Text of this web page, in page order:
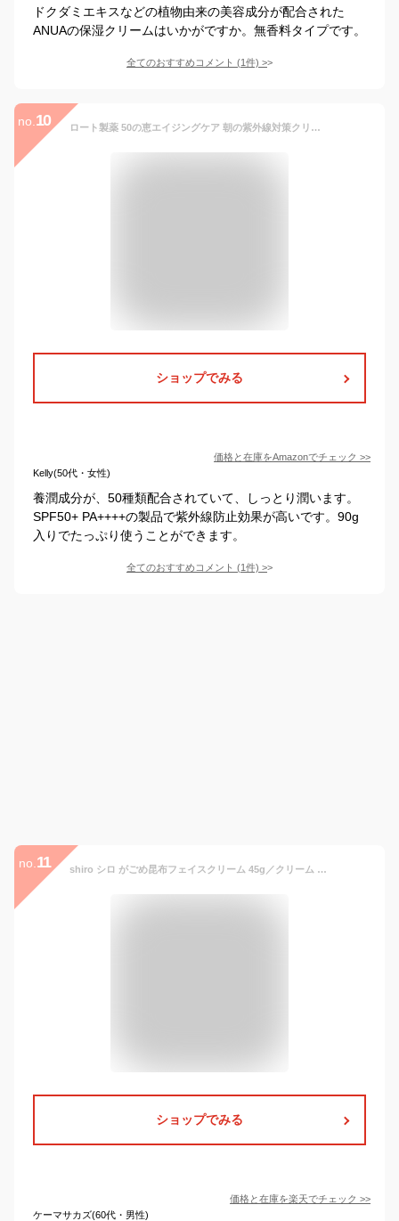
ドクダミエキスなどの植物由来の美容成分が配合された
ANUAの保湿クリームはいかがですか。無香料タイプです。
全てのおすすめコメント (1件) >
no. 10 ロート製薬 50の恵エイジングケア 朝の紫外線対策クリーム 養潤成分50種類配合オールインワン SPF50+ PA++++ 90g極潤サシェット付
ショップでみる
価格と在庫をAmazonでチェック >>
Kelly(50代・女性)
養潤成分が、50種類配合されていて、しっとり潤います。
SPF50+ PA++++の製品で紫外線防止効果が高いです。90g
入りでたっぷり使うことができます。
全てのおすすめコメント (1件) >
no. 11 shiro シロ がごめ昆布フェイスクリーム 45g／クリーム 正規品 季節の変わり目や乾燥対策に。集中保湿クリーム 朝夜兼用 北海道産 昆布美容
ショップでみる
価格と在庫を楽天でチェック >>
ケーマサカズ(60代・男性)